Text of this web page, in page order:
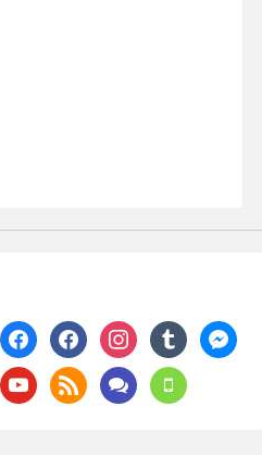
facebookfacebookinstagramtumblr messenger
youtube rss commentsmobile